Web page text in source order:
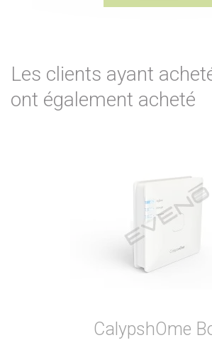
Les clients ayant
ont également acheté
CalypshOme